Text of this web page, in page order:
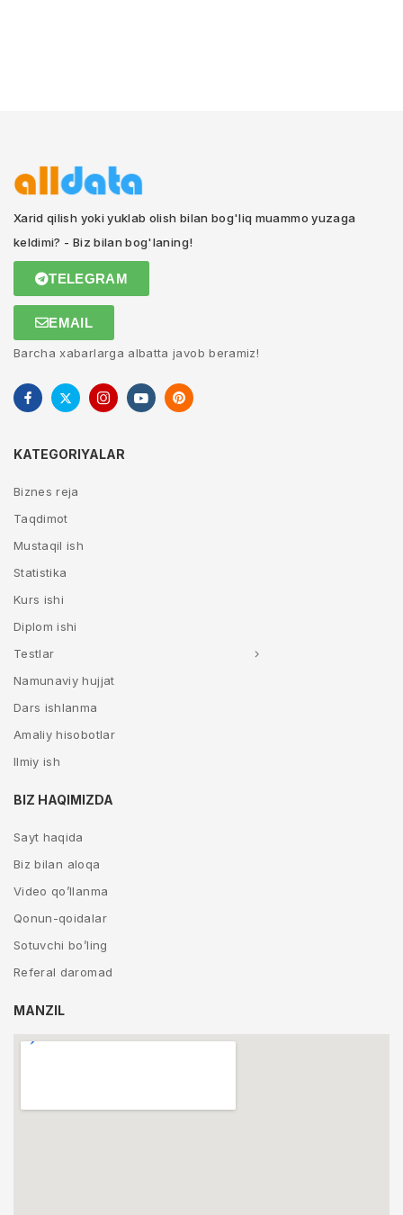
Xarid qilish yoki yuklab olish bilan bog'liq muammo yuzaga
keldimi? - Biz bilan bog'laning!
TELEGRAM
EMAIL
Barcha xabarlarga albatta javob beramiz!
KATEGORIYALAR
Biznes reja
Taqdimot
Mustaqil ish
Statistika
Kurs ishi
Diplom ishi
Testlar
Namunaviy hujjat
Dars ishlanma
Amaliy hisobotlar
Ilmiy ish
BIZ HAQIMIZDA
Sayt haqida
Biz bilan aloqa
Video qo’llanma
Qonun-qoidalar
Sotuvchi bo’ling
Referal daromad
MANZIL